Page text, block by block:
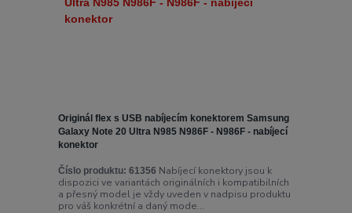
Originál flex s USB nabíjecím konektorem Samsung
Galaxy Note 20 Ultra N985 N986F - N986F - nabíjecí
konektor
Číslo produktu: 61356 Nabíjecí konektory jsou k
dispozici ve variantách originálních i kompatibilních
a přesný model je vždy uveden v nadpisu produktu
pro váš konkrétní a daný mode...